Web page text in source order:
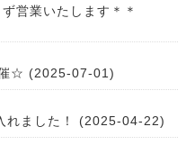
営業いたします＊＊
催☆ (2025-07-01)
れました！ (2025-04-22)